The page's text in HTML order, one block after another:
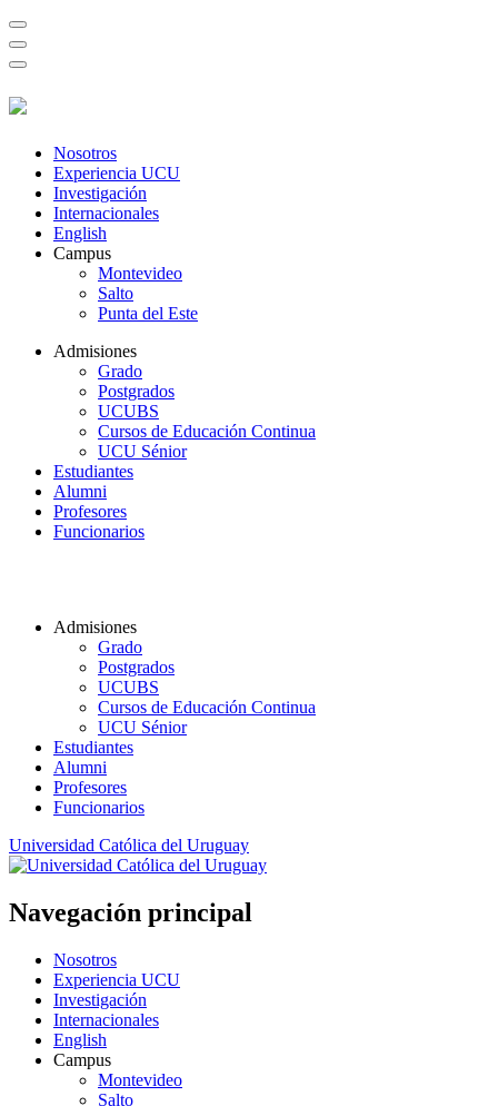
Nosotros
Experiencia UCU
Investigación
Internacionales
English
Campus
Montevideo
Salto
Punta del Este
Admisiones
Grado
Postgrados
UCUBS
Cursos de Educación Continua
UCU Sénior
Estudiantes
Alumni
Profesores
Funcionarios
Admisiones
Grado
Postgrados
UCUBS
Cursos de Educación Continua
UCU Sénior
Estudiantes
Alumni
Profesores
Funcionarios
Universidad Católica del Uruguay
Navegación principal
Nosotros
Experiencia UCU
Investigación
Internacionales
English
Campus
Montevideo
Salto